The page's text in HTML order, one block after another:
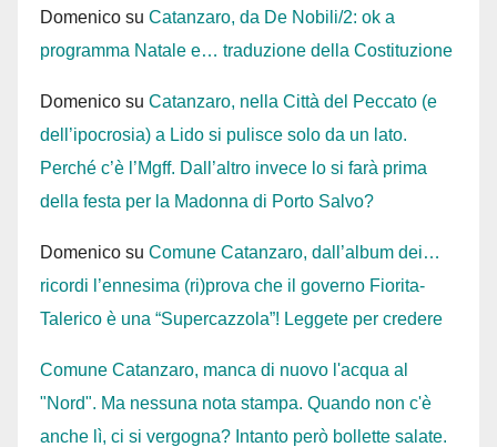
Domenico su Catanzaro, da De Nobili/2: ok a
programma Natale e… traduzione della Costituzione
Domenico su Catanzaro, nella Città del Peccato (e
dell’ipocrosia) a Lido si pulisce solo da un lato.
Perché c’è l’Mgff. Dall’altro invece lo si farà prima
della festa per la Madonna di Porto Salvo?
Domenico su Comune Catanzaro, dall’album dei…
ricordi l’ennesima (ri)prova che il governo Fiorita-
Talerico è una “Supercazzola”! Leggete per credere
Comune Catanzaro, manca di nuovo l'acqua al
"Nord". Ma nessuna nota stampa. Quando non c'è
anche lì, ci si vergogna? Intanto però bollette salate.